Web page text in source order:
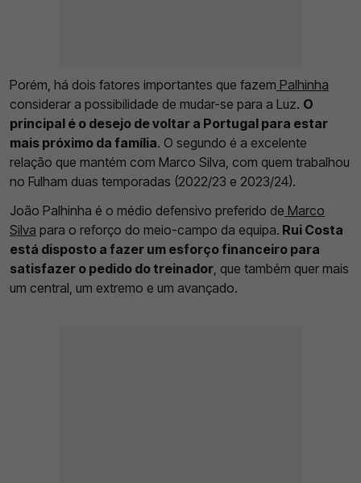
Porém, há dois fatores importantes que fazem Palhinha
considerar a possibilidade de mudar-se para a Luz. O
principal é o desejo de voltar a Portugal para estar
mais próximo da família. O segundo é a excelente
relação que mantém com Marco Silva, com quem trabalhou
no Fulham duas temporadas (2022/23 e 2023/24).
João Palhinha é o médio defensivo preferido de Marco
Silva para o reforço do meio-campo da equipa. Rui Costa
está disposto a fazer um esforço financeiro para
satisfazer o pedido do treinador , que também quer mais
um central, um extremo e um avançado.